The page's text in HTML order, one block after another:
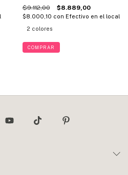
$9.112,00 $8.889,00
$8.000,10 con Efectivo en el local
2 colores
COMPRAR